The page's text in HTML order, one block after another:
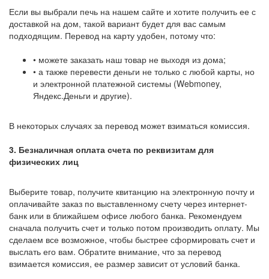
Если вы выбрали печь на нашем сайте и хотите получить ее с
доставкой на дом, такой вариант будет для вас самым
подходящим. Перевод на карту удобен, потому что:
• можете заказать наш товар не выходя из дома;
• а также перевести деньги не только с любой карты, но
и электронной платежной системы (Webmoney,
Яндекс.Деньги и другие).
В некоторых случаях за перевод может взиматься комиссия.
3. Безналичная оплата счета по реквизитам для
физических лиц
Выберите товар, получите квитанцию на электронную почту и
оплачивайте заказ по выставленному счету через интернет-
банк или в ближайшем офисе любого банка. Рекомендуем
сначала получить счет и только потом производить оплату. Мы
сделаем все возможное, чтобы быстрее сформировать счет и
выслать его вам. Обратите внимание, что за перевод
взимается комиссия, ее размер зависит от условий банка.